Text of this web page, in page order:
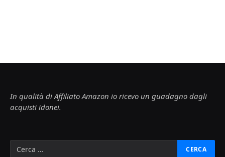
In qualità di Affiliato Amazon io ricevo un guadagno dagli
acquisti idonei.